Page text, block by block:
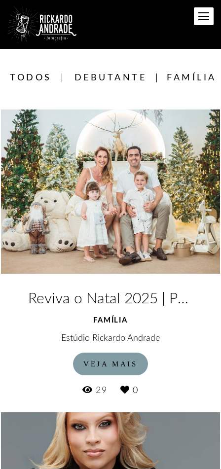
TODOS DEBUTANTE FAMÍLIA
Reviva o Natal 2025 | Prepare-se para o Natal 2026.
FAMÍLIA
Estúdio Rickardo Andrade
VEJA MAIS
29 0